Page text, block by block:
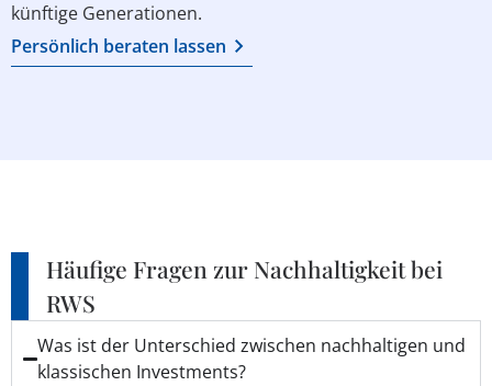
künftige Generationen.
Persönlich beraten lassen
Häufige Fragen zur Nachhaltigkeit bei
RWS
Was ist der Unterschied zwischen nachhaltigen und
klassischen Investments?